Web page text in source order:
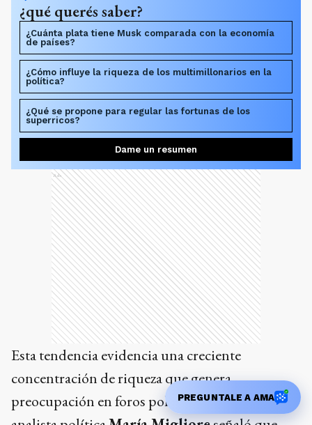
¿qué querés saber?
¿Cuánta plata tiene Musk comparada con la economía
de países?
¿Cómo influye la riqueza de los multimillonarios en la
política?
¿Qué se propone para regular las fortunas de los
superricos?
Dame un resumen
Ads
Esta tendencia evidencia una creciente
concentración de riqueza que genera
preocupación en foros políticos globales. La
PREGUNTALE A AMA